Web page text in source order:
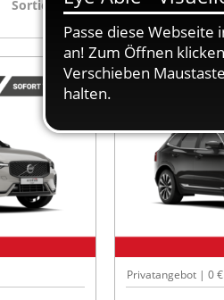
Sortieren nach
Privatangebot | 0